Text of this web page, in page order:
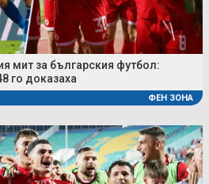
мит за българския футбол:
го доказаха
ФЕН ЗОНА